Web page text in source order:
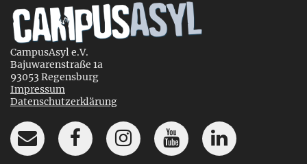
CampusAsyl e.V.
Bajuwarenstraße 1a
93053 Regensburg
Impressum
Datenschutzerklärung